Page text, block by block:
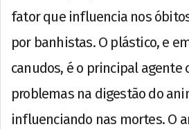
fator que influencia nos
por banhistas. O plástico, e
canudos, é o principal agente
problemas na digestão do
influenciando nas mortes. O